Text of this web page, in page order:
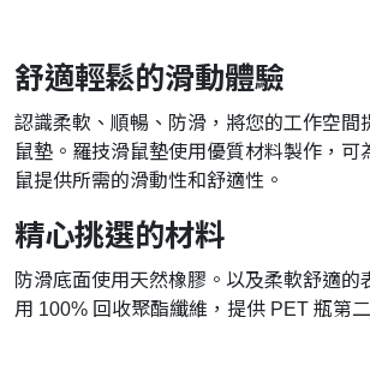
舒適輕鬆的滑動體驗
認識柔軟、順暢、防滑，將您的工作空間
鼠墊。羅技滑鼠墊使用優質材料製作，可
鼠提供所需的滑動性和舒適性。
精心挑選的材料
防滑底面使用天然橡膠 。 以及柔軟舒適的
用 100% 回收聚酯纖維，提供 PET 瓶第